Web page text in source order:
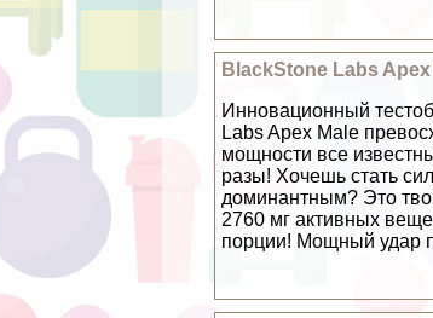
BlackStone Labs Apex
Инновационный
Labs Apex Male
мощности все
разы! Хочешь стать
доминантным? Это
2760 мг активных
порции! Мощный удар